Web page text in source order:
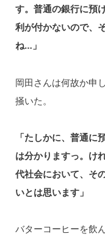
す。普通の銀行に預
利が付かないので、
ね…」
岡田さんは何故か申
掻いた。
「たしかに、普通
は分かりますっ。け
代社会において、そ
いとは思います」
バターコーヒーを飲